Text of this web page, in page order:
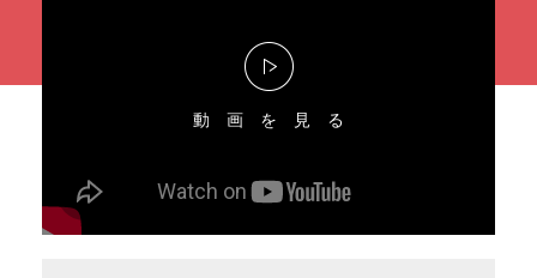
動画を見る